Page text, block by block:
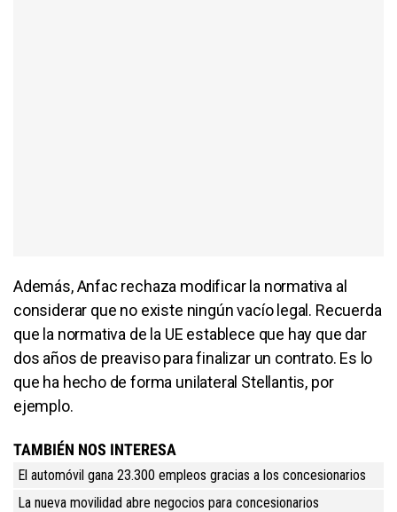
Además, Anfac rechaza modificar la normativa al
considerar que no existe ningún vacío legal. Recuerda
que la normativa de la UE establece que hay que dar
dos años de preaviso para finalizar un contrato. Es lo
que ha hecho de forma unilateral Stellantis, por
ejemplo.
TAMBIÉN NOS INTERESA
El automóvil gana 23.300 empleos gracias a los concesionarios
La nueva movilidad abre negocios para concesionarios